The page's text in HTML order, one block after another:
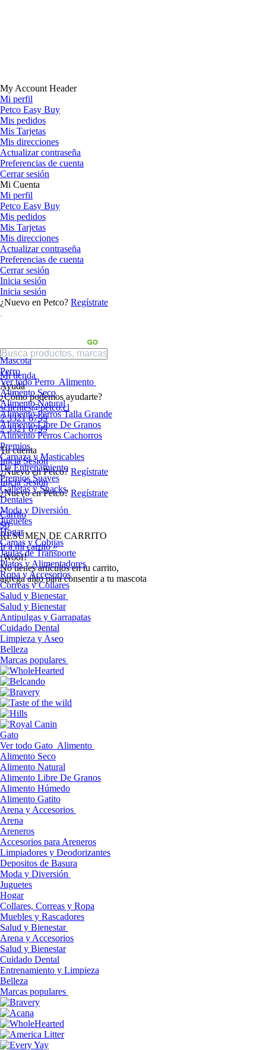
My Account Header
Mi perfil
Petco Easy Buy
Mis pedidos
Mis Tarjetas
Mis direcciones
Actualizar contraseña
Preferencias de cuenta
Cerrar sesión
Mi Cuenta
Mi perfil
Petco Easy Buy
Mis pedidos
Mis Tarjetas
Mis direcciones
Actualizar contraseña
Preferencias de cuenta
Cerrar sesión
Inicia sesión
Inicia sesión
¿Nuevo en Petco? Regístrate
Mi tienda
Ayuda
¿Cómo podemos ayudarte?
sclientes@petco.cl
2 3321 6799
2 3321 6799
Tu cuenta
Inicia Sesión
¿Nuevo en Petco? Regístrate
Inicia Sesión
¿Nuevo en Petco? Regístrate
Carrito
$0
RESUMEN DE CARRITO
Ir a mi carrito »
¡Woof!
No tíenes artículos en tu carrito,
agrega algo para consentir a tu mascota
Mascota
Perro
Ver todo Perro Alimento
Alimento Seco
Alimento Natural
Alimento Perros Talla Grande
Alimento Libre De Granos
Alimento Perros Cachorros
Premios
Carnaza y Masticables
De Entrenamiento
Premios Suaves
Galletas y Snacks
Dentales
Moda y Diversión
Juguetes
Hogar
Camas y Cobijas
Jaulas de Transporte
Platos y Alimentadores
Ropa y Accesorios
Correas y Collares
Salud y Bienestar
Salud y Bienestar
Antipulgas y Garrapatas
Cuidado Dental
Limpieza y Aseo
Belleza
Marcas populares
Gato
Ver todo Gato Alimento
Alimento Seco
Alimento Natural
Alimento Libre De Granos
Alimento Húmedo
Alimento Gatito
Arena y Accesorios
Arena
Areneros
Accesorios para Areneros
Limpiadores y Deodorizantes
Depositos de Basura
Moda y Diversión
Juguetes
Hogar
Collares, Correas y Ropa
Muebles y Rascadores
Salud y Bienestar
Arena y Accesorios
Salud y Bienestar
Cuidado Dental
Entrenamiento y Limpieza
Belleza
Marcas populares